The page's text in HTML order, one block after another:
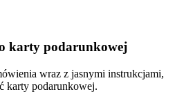
karty podarunkowej
wraz z jasnymi instrukcjami,
karty podarunkowej.